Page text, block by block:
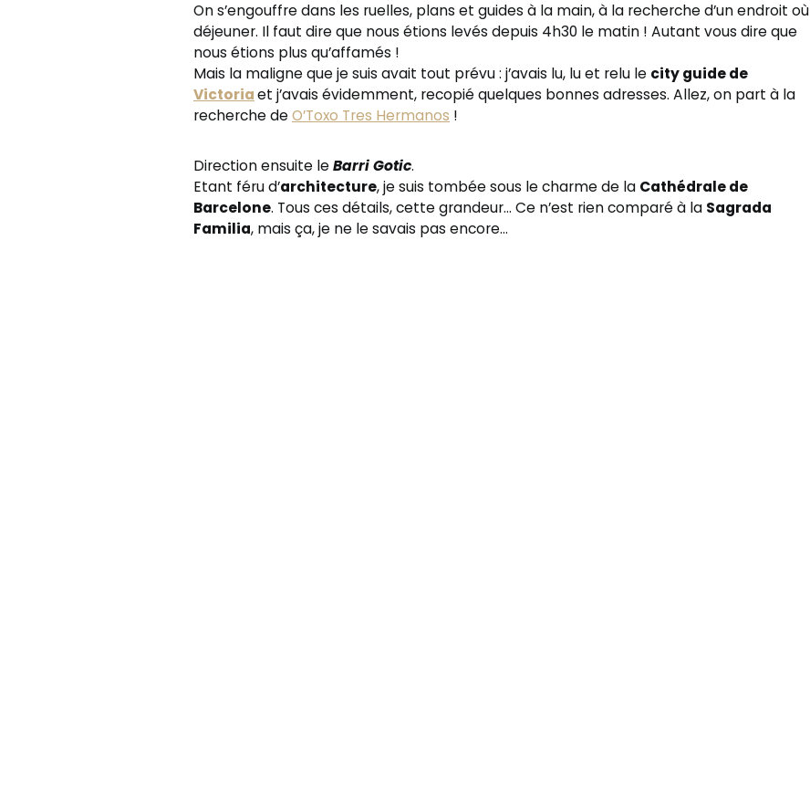
On s’engouffre dans les ruelles, plans et guides à la main, à la recherche d’un endroit où
déjeuner. Il faut dire que nous étions levés depuis 4h30 le matin ! Autant vous dire que
nous étions plus qu’affamés !
Mais la maligne que je suis avait tout prévu : j’avais lu, lu et relu le city guide de
Victoriaet j’avais évidemment, recopié quelques bonnes adresses. Allez, on part à la
recherche deO’Toxo Tres Hermanos !
Direction ensuite leBarri Gotic.
Etant féru d’architecture, je suis tombée sous le charme de la Cathédrale de
Barcelone. Tous ces détails, cette grandeur… Ce n’est rien comparé à la Sagrada
Familia, mais ça, je ne le savais pas encore…